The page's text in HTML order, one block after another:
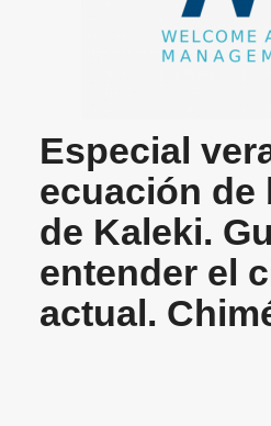
Especial
ecuación de
de Kaleki.
entender el
actual.